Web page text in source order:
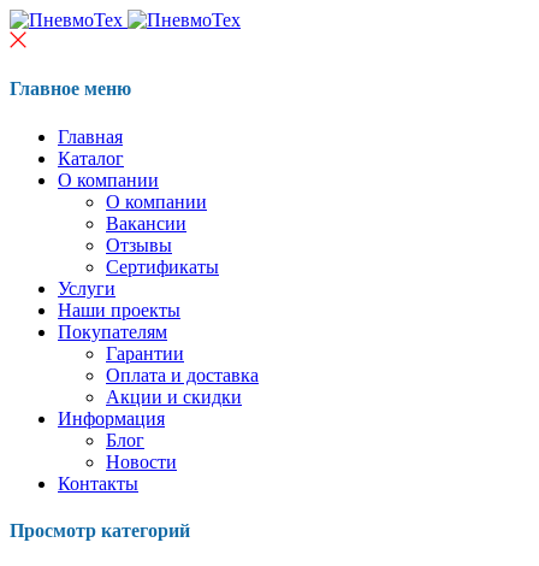
Главное меню
Главная
Каталог
О компании
О компании
Вакансии
Отзывы
Сертификаты
Услуги
Наши проекты
Покупателям
Гарантии
Оплата и доставка
Акции и скидки
Информация
Блог
Новости
Контакты
Просмотр категорий